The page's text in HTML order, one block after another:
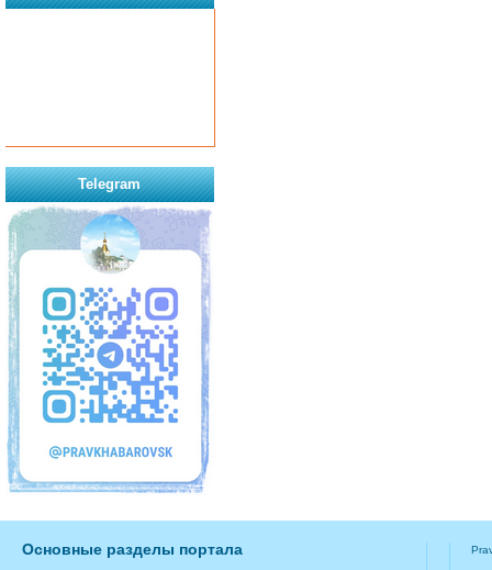
Telegram
Основные разделы портала